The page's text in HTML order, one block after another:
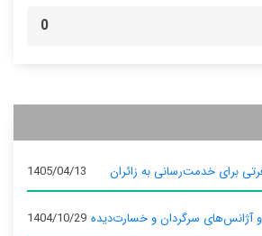
0
برای خدمت‌رسانی به زائران 1405/04/13
آژانس‌های سرگردان و خسارت‌دیده 1404/10/29